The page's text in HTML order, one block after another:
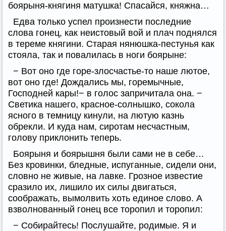
боярыня-княгиня матушка! Спасайся, княжна…
Едва только успел произнести последние
слова гонец, как неистовый вой и плач поднялся
в тереме княгини. Старая нянюшка-пестунья как
стояла, так и повалилась в ноги боярыне:
− Вот оно где горе-злосчастье-то наше лютое,
вот оно где! Дождались мы, горемычные,
Господней кары!− в голос запричитала она. −
Светика нашего, красное-солнышко, сокола
ясного в темницу кинули, на лютую казнь
обрекли. И куда нам, сиротам несчастным,
голову приклонить теперь.
Боярыня и боярышня были сами не в себе…
Без кровинки, бледные, испуганные, сидели они,
словно не живые, на лавке. Грозное известие
сразило их, лишило их силы двигаться,
соображать, вымолвить хоть единое слово. А
взволнованный гонец все торопил и торопил:
− Собирайтесь! Послушайте, родимые. Я и